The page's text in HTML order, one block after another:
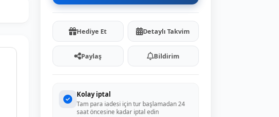
Hediye Et Detaylı Takvim
Paylaş Bildirim
Kolay iptal
Tam para iadesi için tur başlamadan 24
saat öncesine kadar iptal edin